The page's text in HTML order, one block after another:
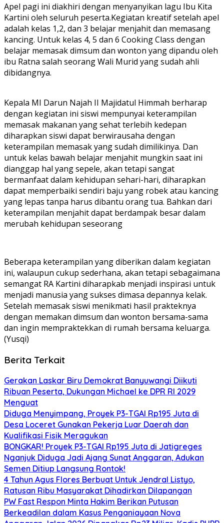
Apel pagi ini diakhiri dengan menyanyikan lagu Ibu Kita
Kartini oleh seluruh peserta.Kegiatan kreatif setelah apel
adalah kelas 1,2, dan 3 belajar menjahit dan memasang
kancing. Untuk kelas 4, 5 dan 6 Cooking Class dengan
belajar memasak dimsum dan wonton yang dipandu oleh
ibu Ratna salah seorang Wali Murid yang sudah ahli
dibidangnya.
Kepala MI Darun Najah II Majidatul Himmah berharap
dengan kegiatan ini siswi mempunyai keterampilan
memasak makanan yang sehat terlebih kedepan
diharapkan siswi dapat berwirausaha dengan
keterampilan memasak yang sudah dimilikinya. Dan
untuk kelas bawah belajar menjahit mungkin saat ini
dianggap hal yang sepele, akan tetapi sangat
bermanfaat dalam kehidupan sehari-hari, diharapkan
dapat memperbaiki sendiri baju yang robek atau kancing
yang lepas tanpa harus dibantu orang tua. Bahkan dari
keterampilan menjahit dapat berdampak besar dalam
merubah kehidupan seseorang
Beberapa keterampilan yang diberikan dalam kegiatan
ini, walaupun cukup sederhana, akan tetapi sebagaimana
semangat RA Kartini diharapkab menjadi inspirasi untuk
menjadi manusia yang sukses dimasa depannya kelak.
Setelah memasak siswi menikmati hasil prakteknya
dengan memakan dimsum dan wonton bersama-sama
dan ingin mempraktekkan di rumah bersama keluarga.
(Yusqi)
Berita Terkait
Gerakan Laskar Biru Demokrat Banyuwangi Diikuti
Ribuan Peserta, Dukungan Michael ke DPR RI 2029
Menguat
Diduga Menyimpang, Proyek P3-TGAI Rp195 Juta di
Desa Loceret Gunakan Pekerja Luar Daerah dan
Kualifikasi Fisik Meragukan
BONGKAR! Proyek P3-TGAI Rp195 Juta di Jatigreges
Nganjuk Diduga Jadi Ajang Sunat Anggaran, Adukan
Semen Ditiup Langsung Rontok!
4 Tahun Agus Flores Berbuat Untuk Jendral Listyo,
Ratusan Ribu Masyarakat Dihadirkan Dilapangan
PW Fast Respon Minta Hakim Berikan Putusan
Berkeadilan dalam Kasus Penganiayaan Nova